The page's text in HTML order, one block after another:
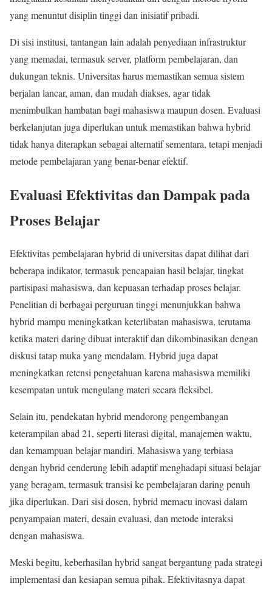
yang menuntut disiplin tinggi dan inisiatif pribadi.
Di sisi institusi, tantangan lain adalah penyediaan infrastruktur
yang memadai, termasuk server, platform pembelajaran, dan
dukungan teknis. Universitas harus memastikan semua sistem
berjalan lancar, aman, dan mudah diakses, agar tidak
menimbulkan hambatan bagi mahasiswa maupun dosen. Evaluasi
berkelanjutan juga diperlukan untuk memastikan bahwa hybrid
tidak hanya diterapkan sebagai alternatif sementara, tetapi menjadi
metode pembelajaran yang benar-benar efektif.
Evaluasi Efektivitas dan Dampak pada
Proses Belajar
Efektivitas pembelajaran hybrid di universitas dapat dilihat dari
beberapa indikator, termasuk pencapaian hasil belajar, tingkat
partisipasi mahasiswa, dan kepuasan terhadap proses belajar.
Penelitian di berbagai perguruan tinggi menunjukkan bahwa
hybrid mampu meningkatkan keterlibatan mahasiswa, terutama
ketika materi daring dibuat interaktif dan dikombinasikan dengan
diskusi tatap muka yang mendalam. Hybrid juga dapat
meningkatkan retensi pengetahuan karena mahasiswa memiliki
kesempatan untuk mengulang materi secara fleksibel.
Selain itu, pendekatan hybrid mendorong pengembangan
keterampilan abad 21, seperti literasi digital, manajemen waktu,
dan kemampuan belajar mandiri. Mahasiswa yang terbiasa
dengan hybrid cenderung lebih adaptif menghadapi situasi belajar
yang beragam, termasuk transisi ke pembelajaran daring penuh
jika diperlukan. Dari sisi dosen, hybrid memacu inovasi dalam
penyampaian materi, desain evaluasi, dan metode interaksi
dengan mahasiswa.
Meski begitu, keberhasilan hybrid sangat bergantung pada strategi
implementasi dan kesiapan semua pihak. Efektivitasnya dapat